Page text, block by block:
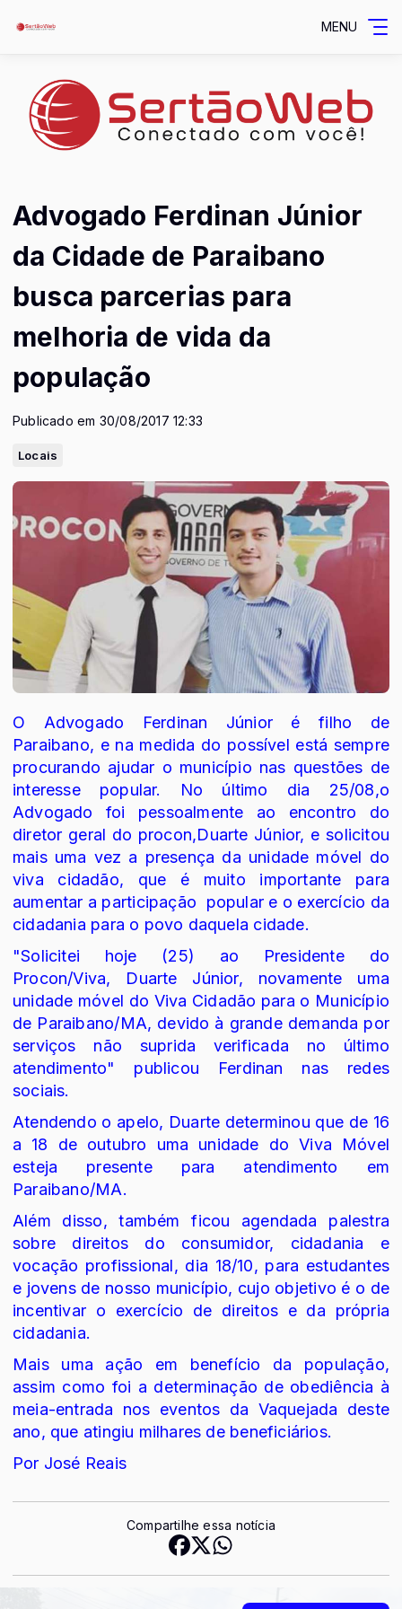
MENU
Advogado Ferdinan Júnior
da Cidade de Paraibano
busca parcerias para
melhoria de vida da
população
Publicado em 30/08/2017 12:33
Locais
O Advogado Ferdinan Júnior é filho de
Paraibano, e na medida do possível está sempre
procurando ajudar o município nas questões de
interesse popular. No último dia 25/08,o
Advogado foi pessoalmente ao encontro do
diretor geral do procon,Duarte Júnior, e solicitou
mais uma vez a presença da unidade móvel do
viva cidadão, que é muito importante para
aumentar a participação popular e o exercício da
cidadania para o povo daquela cidade.
"Solicitei hoje (25) ao Presidente do
Procon/Viva, Duarte Júnior, novamente uma
unidade móvel do Viva Cidadão para o Município
de Paraibano/MA, devido à grande demanda por
serviços não suprida verificada no último
atendimento" publicou Ferdinan nas redes
sociais.
Atendendo o apelo, Duarte determinou que de 16
a 18 de outubro uma unidade do Viva Móvel
esteja presente para atendimento em
Paraibano/MA.
Além disso, também ficou agendada palestra
sobre direitos do consumidor, cidadania e
vocação profissional, dia 18/10, para estudantes
e jovens de nosso município, cujo objetivo é o de
incentivar o exercício de direitos e da própria
cidadania.
Mais uma ação em benefício da população,
assim como foi a determinação de obediência à
meia-entrada nos eventos da Vaquejada deste
ano, que atingiu milhares de beneficiários.
Por José Reais
Compartilhe essa notícia